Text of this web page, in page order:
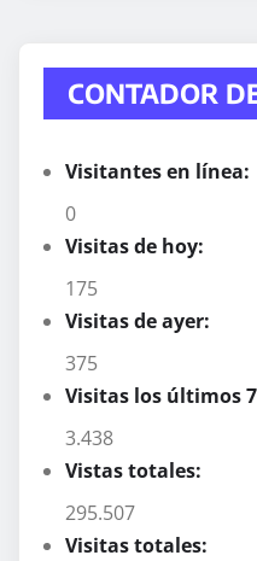
CONTADOR
Visitantes en línea:
0
Visitas de hoy:
175
Visitas de ayer:
375
Visitas los últimos
3.438
Vistas totales:
295.507
Visitas totales: